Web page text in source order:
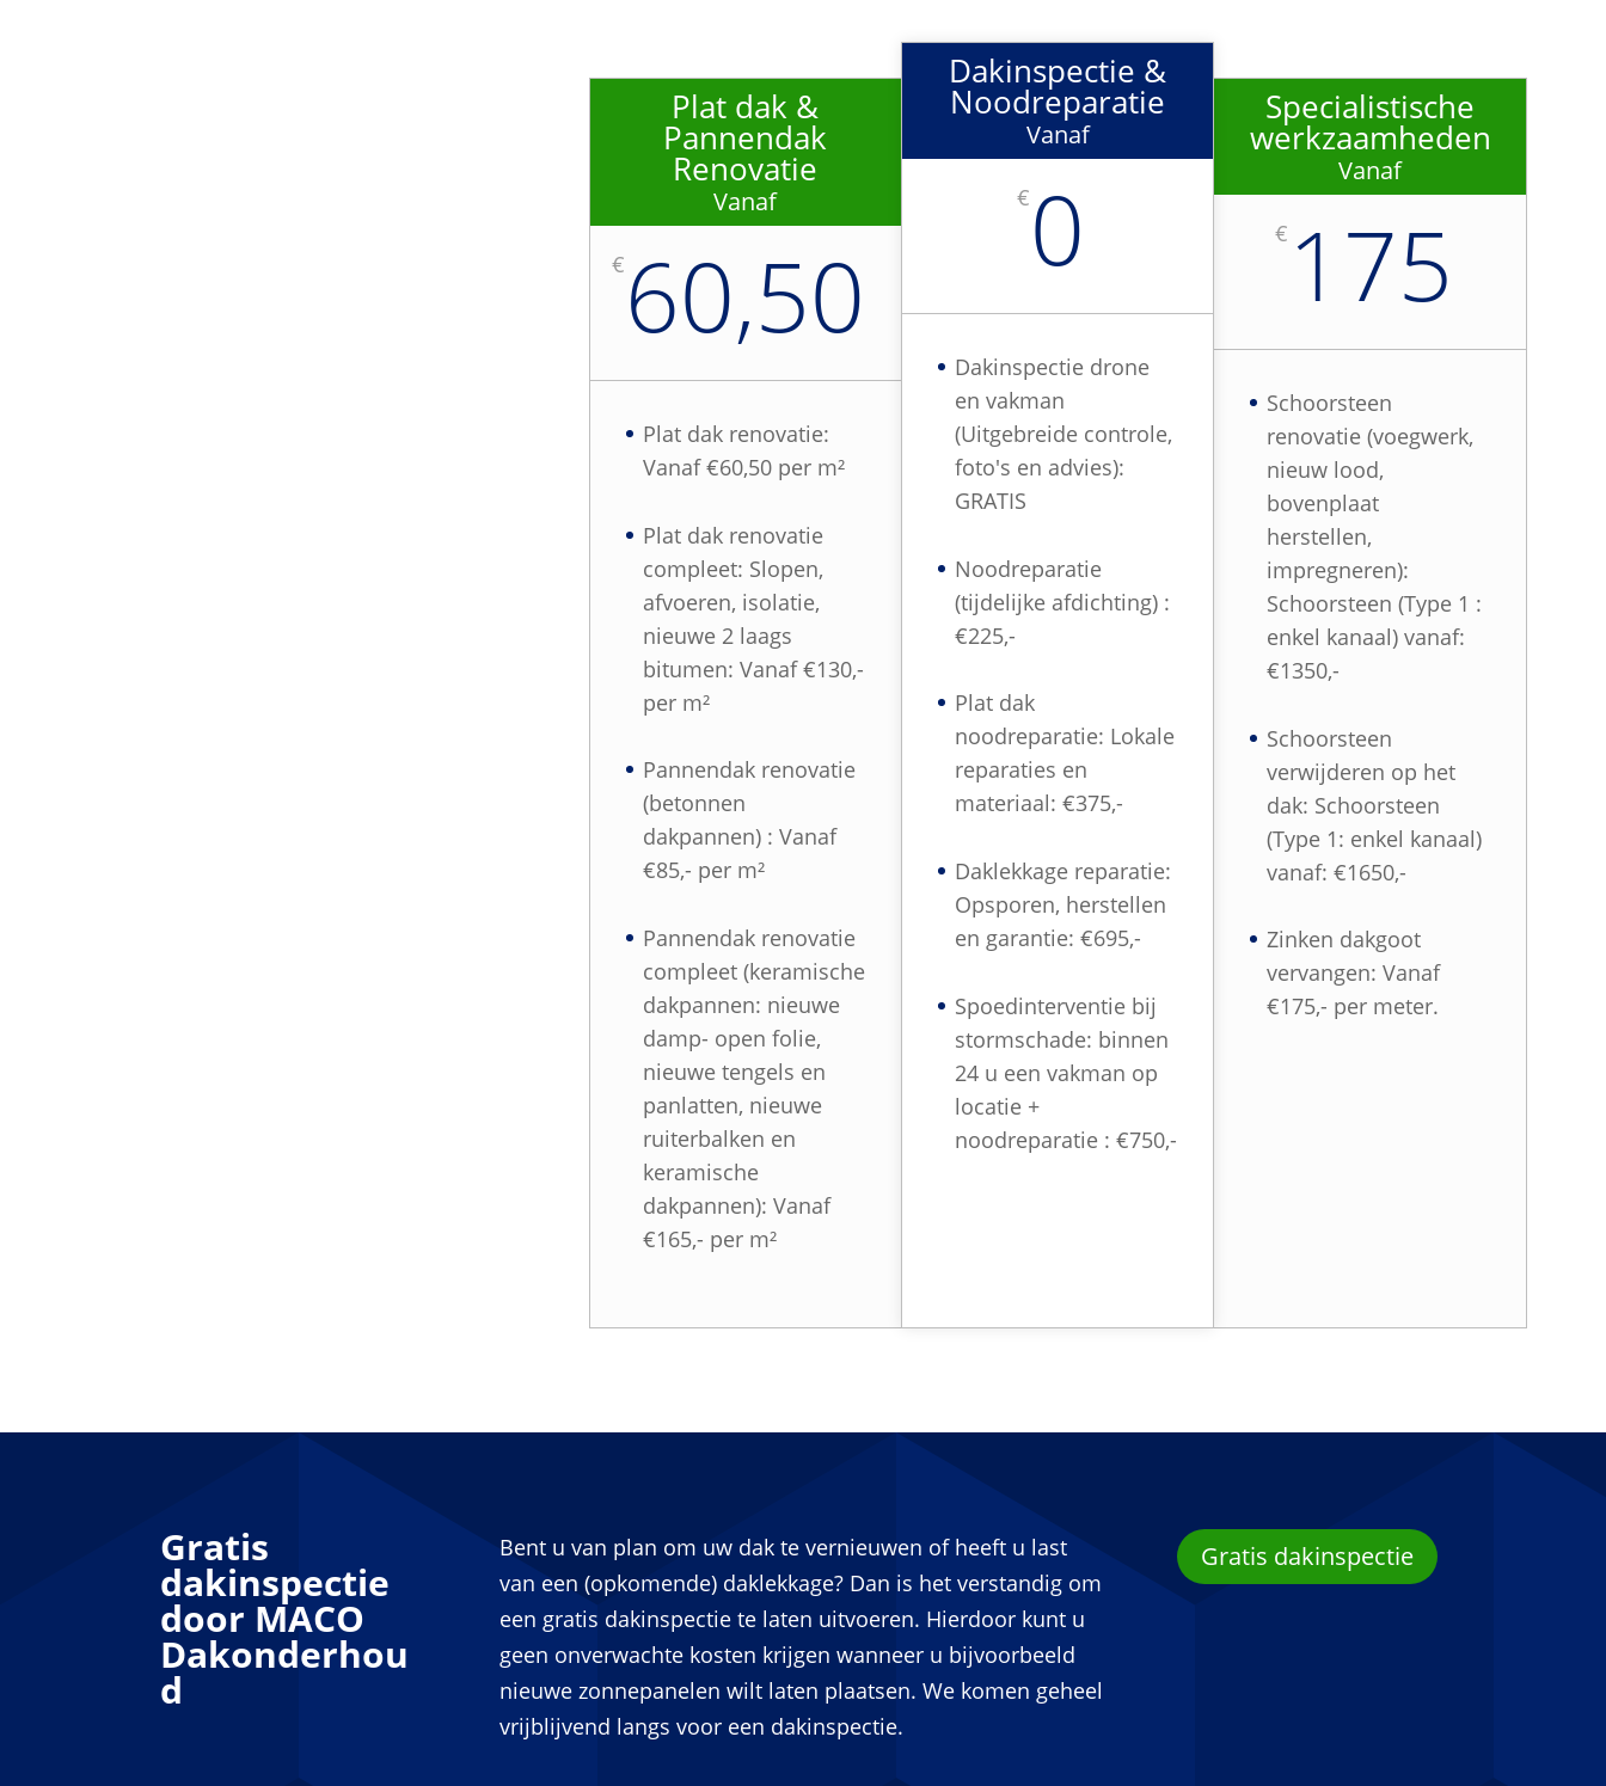
Plat dak &
Pannendak
Renovatie
Vanaf
€ 60,50
Plat dak renovatie:
Vanaf €60,50 per m²
Plat dak renovatie
compleet: Slopen,
afvoeren, isolatie,
nieuwe 2 laags
bitumen: Vanaf €130,-
per m²
Pannendak renovatie
(betonnen
dakpannen) : Vanaf
€85,- per m²
Pannendak renovatie
compleet (keramische
dakpannen: nieuwe
damp- open folie,
nieuwe tengels en
panlatten, nieuwe
ruiterbalken en
keramische
dakpannen): Vanaf
€165,- per m²
Dakinspectie &
Noodreparatie
Vanaf
€ 0
Dakinspectie drone
en vakman
(Uitgebreide controle,
foto's en advies):
GRATIS
Noodreparatie
(tijdelijke afdichting) :
€225,-
Plat dak
noodreparatie: Lokale
reparaties en
materiaal: €375,-
Daklekkage reparatie:
Opsporen, herstellen
en garantie: €695,-
Spoedinterventie bij
stormschade: binnen
24 u een vakman op
locatie +
noodreparatie : €750,-
Specialistische
werkzaamheden
Vanaf
€ 175
Schoorsteen
renovatie (voegwerk,
nieuw lood,
bovenplaat
herstellen,
impregneren):
Schoorsteen (Type 1 :
enkel kanaal) vanaf:
€1350,-
Schoorsteen
verwijderen op het
dak: Schoorsteen
(Type 1: enkel kanaal)
vanaf: €1650,-
Zinken dakgoot
vervangen: Vanaf
€175,- per meter.
Gratis
dakinspectie
door MACO
Dakonderhou
d
Bent u van plan om uw dak te vernieuwen of heeft u last
van een (opkomende) daklekkage? Dan is het verstandig om
een gratis dakinspectie te laten uitvoeren. Hierdoor kunt u
geen onverwachte kosten krijgen wanneer u bijvoorbeeld
nieuwe zonnepanelen wilt laten plaatsen. We komen geheel
vrijblijvend langs voor een dakinspectie.
Gratis dakinspectie